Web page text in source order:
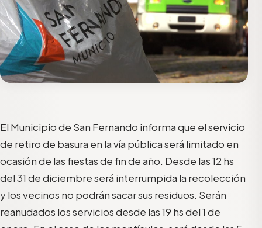
El Municipio de San Fernando informa que el servicio
de retiro de basura en la vía pública será limitado en
ocasión de las fiestas de fin de año. Desde las 12 hs
del 31 de diciembre será interrumpida la recolección
y los vecinos no podrán sacar sus residuos. Serán
reanudados los servicios desde las 19 hs del 1 de